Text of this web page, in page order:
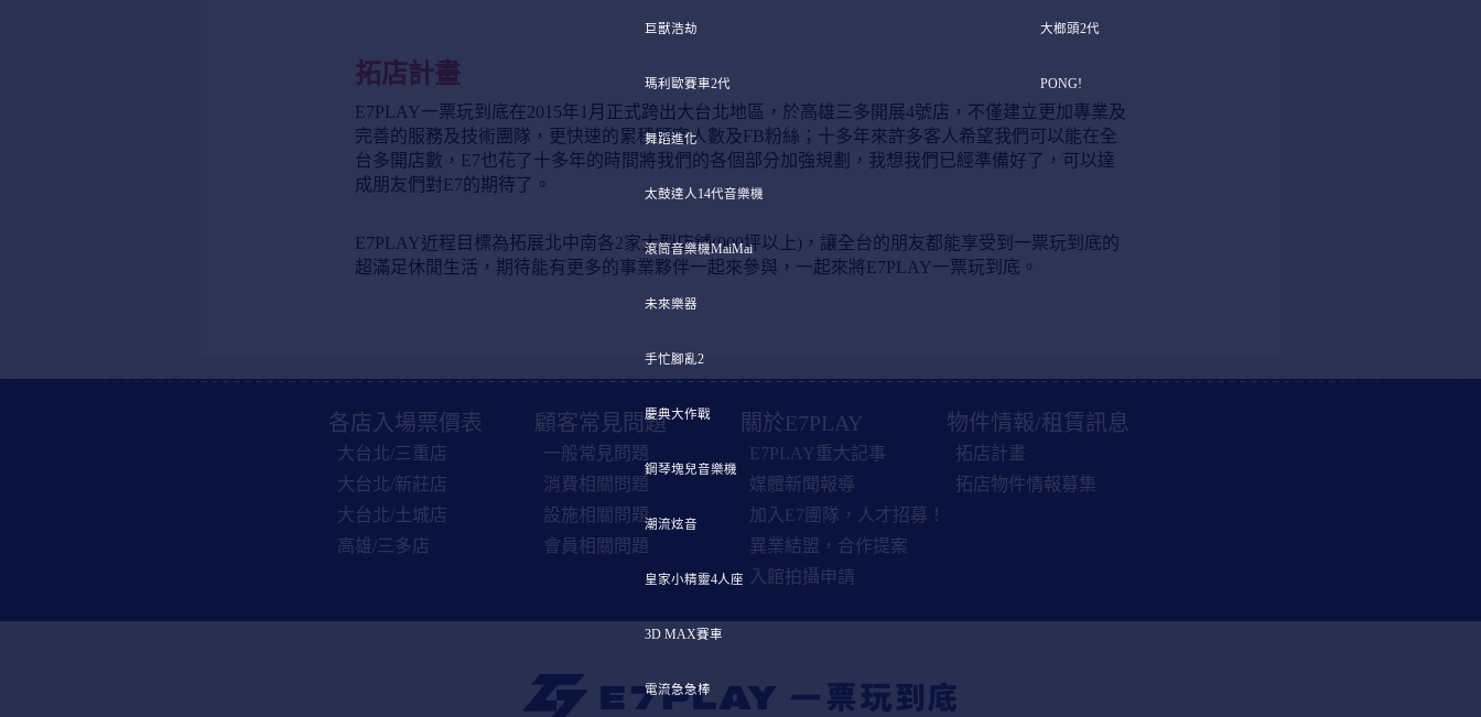
巨獸浩劫
瑪利歐賽車2代
舞蹈進化
太鼓達人14代音樂機
滾筒音樂機MaiMai
未來樂器
手忙腳亂2
慶典大作戰
鋼琴塊兒音樂機
潮流炫音
皇家小精靈4人座
3D MAX賽車
電流急急棒
大榔頭2代
PONG!
拓店計畫
E7PLAY一票玩到底在2015年1月正式跨出大台北地區，於高雄三多開展4號店，不僅建立更加專業及
完善的服務及技術團隊，更快速的累積顧客人數及FB粉絲；十多年來許多客人希望我們可以能在全
台多開店數，E7也花了十多年的時間將我們的各個部分加強規劃，我想我們已經準備好了，可以達
成朋友們對E7的期待了。
E7PLAY近程目標為拓展北中南各2家大型店舖(900坪以上)，讓全台的朋友都能享受到一票玩到底的
超滿足休閒生活，期待能有更多的事業夥伴一起來參與，一起來將E7PLAY一票玩到底。
各店入場票價表
大台北/三重店
大台北/新莊店
大台北/土城店
高雄/三多店
顧客常見問題
一般常見問題
消費相關問題
設施相關問題
會員相關問題
關於E7PLAY
E7PLAY重大記事
媒體新聞報導
加入E7團隊，人才招募！
異業結盟，合作提案
入館拍攝申請
物件情報/租賃訊息
拓店計畫
拓店物件情報募集